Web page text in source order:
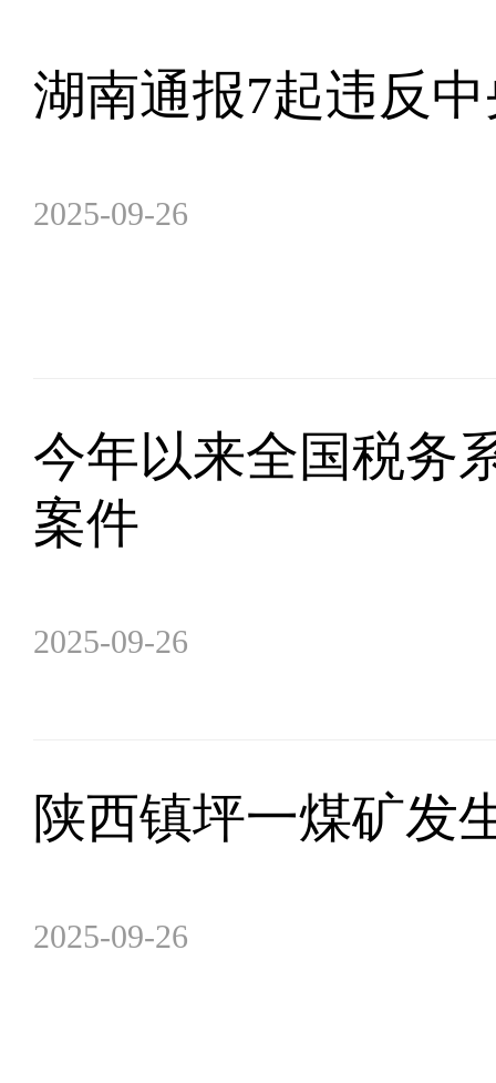
湖南通报7起违反
2025-09-26
今年以来全国税务
案件
2025-09-26
陕西镇坪一煤矿发
2025-09-26